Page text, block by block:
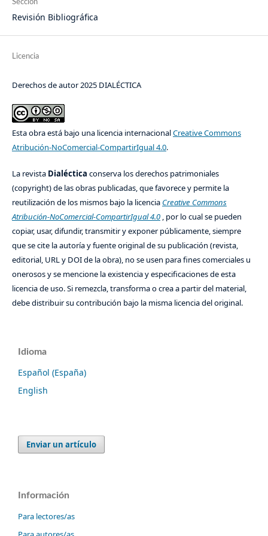
Sección
Revisión Bibliográfica
Licencia
Derechos de autor 2025 DIALÉCTICA
Esta obra está bajo una licencia internacionalCreative Commons
Atribución-NoComercial-CompartirIgual 4.0.
La revista Dialéctica conserva los derechos patrimoniales
(copyright) de las obras publicadas, que favorece y permite la
reutilización de los mismos bajo la licencia Creative Commons
Atribución-NoComercial-CompartirIgual 4.0, por lo cual se pueden
copiar, usar, difundir, transmitir y exponer públicamente, siempre
que se cite la autoría y fuente original de su publicación (revista,
editorial, URL y DOI de la obra), no se usen para fines comerciales u
onerosos y se mencione la existencia y especificaciones de esta
licencia de uso. Si remezcla, transforma o crea a partir del material,
debe distribuir su contribución bajo la misma licencia del original.
Idioma
Español (España)
English
Enviar un artículo
Información
Para lectores/as